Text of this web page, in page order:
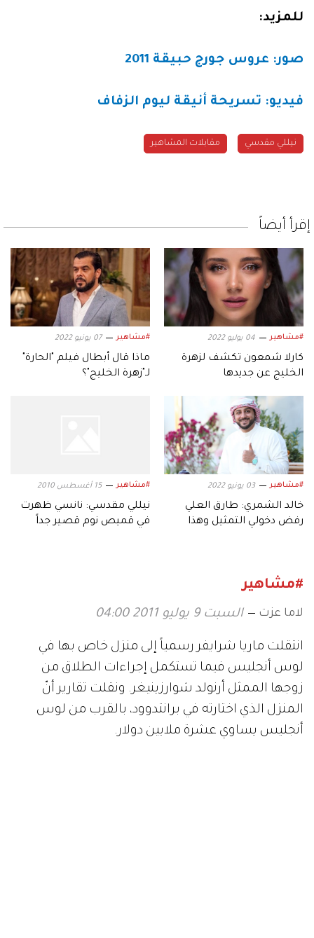
للمزيد:
صور: عروس جورج حبيقة 2011
فيديو: تسريحة أنيقة ليوم الزفاف
نيللي مقدسي مقابلات المشاهير
إقرأ أيضاً
#مشاهير 04 يوليو 2022
كارلا شمعون تكشف لزهرة
الخليج عن جديدها
#مشاهير 07 يونيو 2022
ماذا قال أبطال فيلم "الحارة"
لـ"زهرة الخليج"؟
#مشاهير 03 يونيو 2022
خالد الشمري: طارق العلي
رفض دخولي التمثيل وهذا
#مشاهير 15 أغسطس 2010
نيللي مقدسي: نانسي ظهرت
في قميص نوم قصير جداً
#مشاهير
لاما عزت السبت 9 يوليو 2011 04:00
انتقلت ماريا شرايفر رسمياً إلى منزل خاص بها في
لوس أنجليس فيما تستكمل إجراءات الطلاق من
زوجها الممثل أرنولد شوارزينيغر. ونقلت تقارير أنّ
المنزل الذي اختارته في برانتدوود، بالقرب من لوس
أنجليس يساوي عشرة ملايين دولار.